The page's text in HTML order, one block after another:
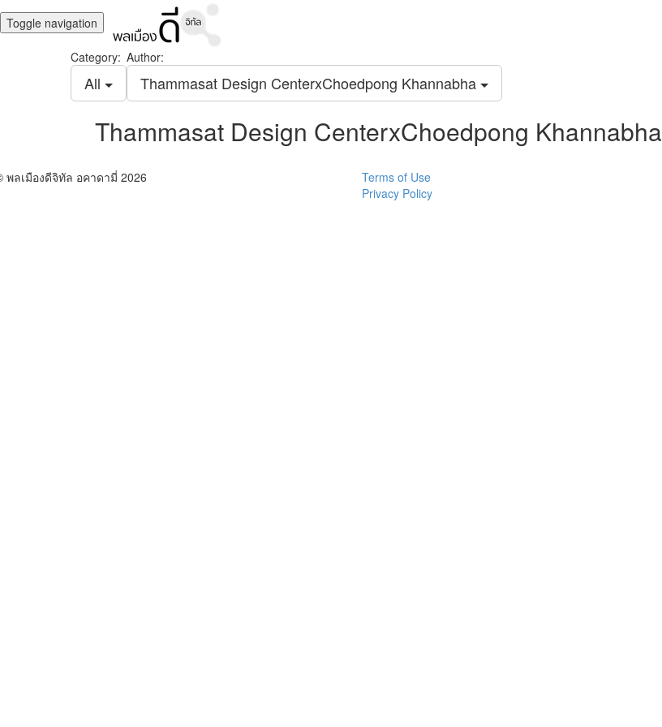
Toggle navigation
Category:
All
Author:
Thammasat Design CenterxChoedpong Khannabha
Thammasat Design CenterxChoedpong Khannabha
พลเมืองดีจิทัล อคาดามี่ 2026
Terms of Use
Privacy Policy